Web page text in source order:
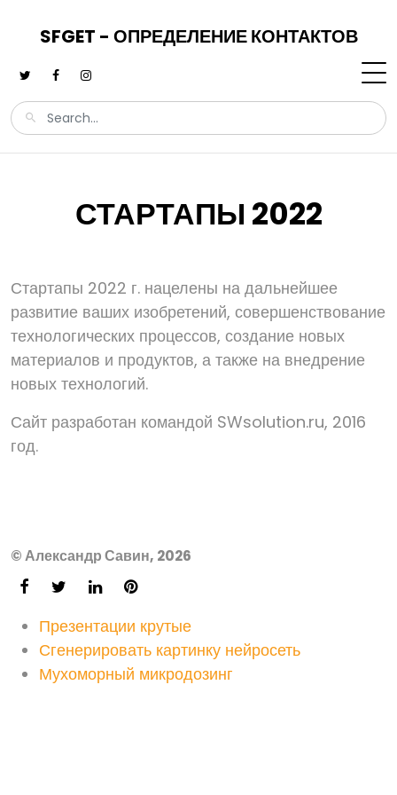
SFGET - ОПРЕДЕЛЕНИЕ КОНТАКТОВ
СТАРТАПЫ 2022
Стартапы 2022 г. нацелены на дальнейшее
развитие ваших изобретений, совершенствование
технологических процессов, создание новых
материалов и продуктов, а также на внедрение
новых технологий.
Сайт разработан командой SWsolution.ru, 2016
год.
© Александр Савин, 2026
Презентации крутые
Сгенерировать картинку нейросеть
Мухоморный микродозинг